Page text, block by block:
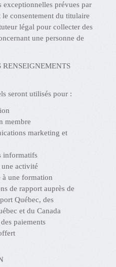
exceptionnelles prévues par
consentement du titulaire
légal pour collecter des
une personne de
seront utilisés pour :
membre
marketing et
informatifs
activité
à une formation
de rapport auprès de
Québec, des
et du Canada
paiements